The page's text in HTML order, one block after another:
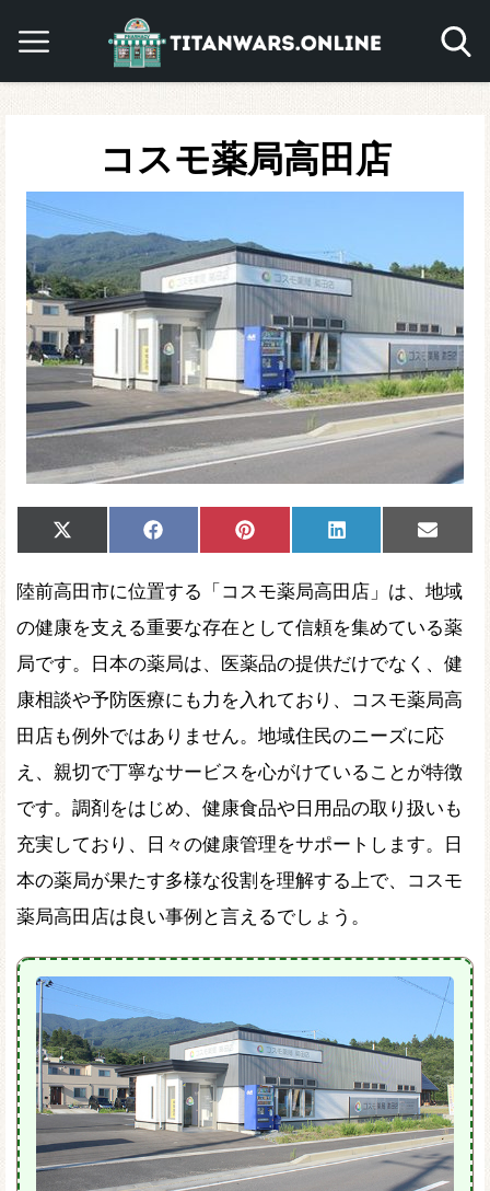
コスモ薬局高田店
Share
on
X
(Twitter)
Share
on
Facebook Share
on
Pinterest Share
on
LinkedIn
Share
on
Email
陸前高田市に位置する「コスモ薬局高田店」は、地域
の健康を支える重要な存在として信頼を集めている薬
局です。日本の薬局は、医薬品の提供だけでなく、健
康相談や予防医療にも力を入れており、コスモ薬局高
田店も例外ではありません。地域住民のニーズに応
え、親切で丁寧なサービスを心がけていることが特徴
です。調剤をはじめ、健康食品や日用品の取り扱いも
充実しており、日々の健康管理をサポートします。日
本の薬局が果たす多様な役割を理解する上で、コスモ
薬局高田店は良い事例と言えるでしょう。